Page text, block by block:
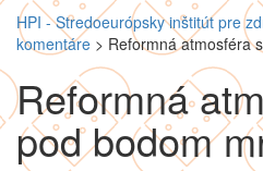
HPI - Stredoeurópsky inštitút pre
komentáre > Reformná atmosféra
Reformná
pod bodom